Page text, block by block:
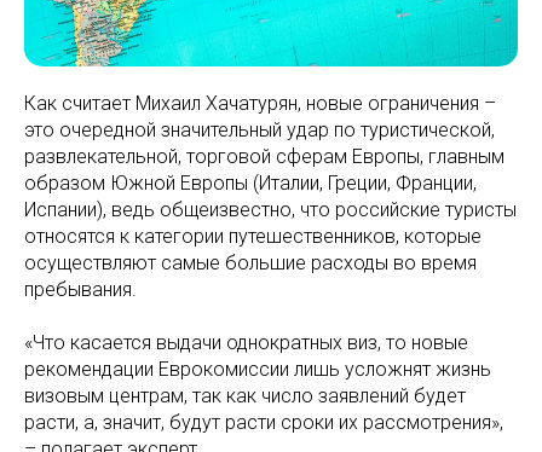
Как считает Михаил Хачатурян, новые ограничения –
это очередной значительный удар по туристической,
развлекательной, торговой сферам Европы, главным
образом Южной Европы (Италии, Греции, Франции,
Испании), ведь общеизвестно, что российские туристы
относятся к категории путешественников, которые
осуществляют самые большие расходы во время
пребывания.
«Что касается выдачи однократных виз, то новые
рекомендации Еврокомиссии лишь усложнят жизнь
визовым центрам, так как число заявлений будет
расти, а, значит, будут расти сроки их рассмотрения»,